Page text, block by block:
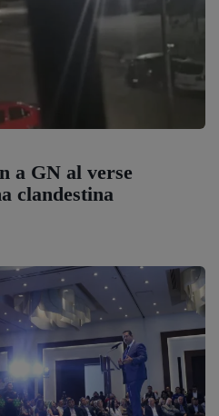
a GN al verse
clandestina